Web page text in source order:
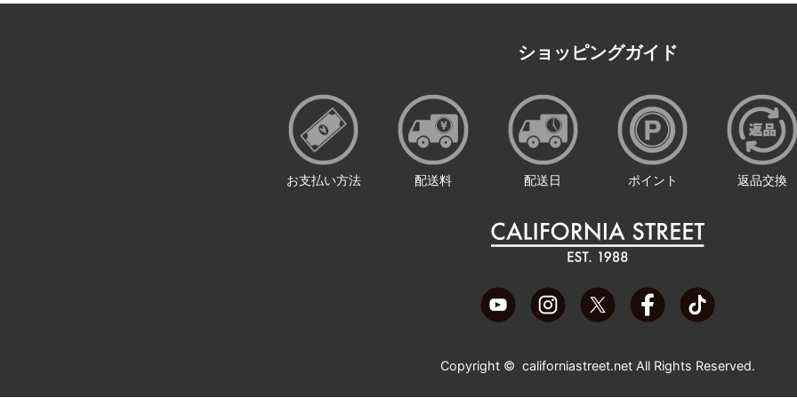
ショッピングガイド
お支払い方法 配送料 配送日 ポイント 返品交換
Copyright © californiastreet.net All Rights Reserved.